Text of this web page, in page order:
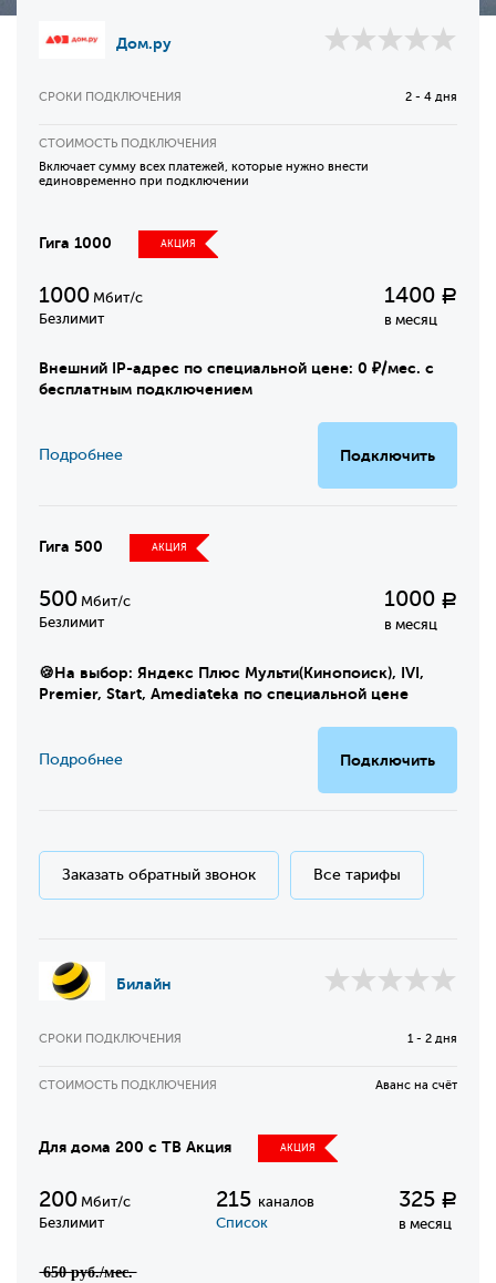
Дом.ру
СРОКИ ПОДКЛЮЧЕНИЯ 2 - 4 дня
СТОИМОСТЬ ПОДКЛЮЧЕНИЯ
Включает сумму всех платежей, которые нужно внести
единовременно при подключении
Гига 1000 АКЦИЯ
1000 Мбит/с
Безлимит
1400 Р
в месяц
Внешний IP-адрес по специальной цене: 0 ₽/мес. с
бесплатным подключением
Подключить
Подробнее
Гига 500 АКЦИЯ
500 Мбит/с
Безлимит
1000 Р
в месяц
🍪На выбор: Яндекс Плюс Мульти(Кинопоиск), IVI,
Premier, Start, Amediateka по специальной цене
Подключить
Подробнее
Заказать обратный звонок Все тарифы
Билайн
СРОКИ ПОДКЛЮЧЕНИЯ 1 - 2 дня
СТОИМОСТЬ ПОДКЛЮЧЕНИЯ Аванс на счёт
Для дома 200 с ТВ Акция АКЦИЯ
200 Мбит/с
Безлимит
215каналов
Список
325 Р
в месяц
̶6̶5̶0̶ ̶р̶у̶б̶.̶/̶м̶е̶с̶.̶